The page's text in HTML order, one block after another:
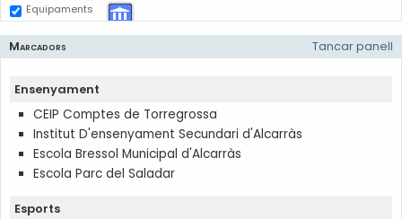
Equipaments
Marcadors Tancar panell
Ensenyament
CEIP Comptes de Torregrossa
Institut D'ensenyament Secundari d'Alcarràs
Escola Bressol Municipal d'Alcarràs
Escola Parc del Saladar
Esports